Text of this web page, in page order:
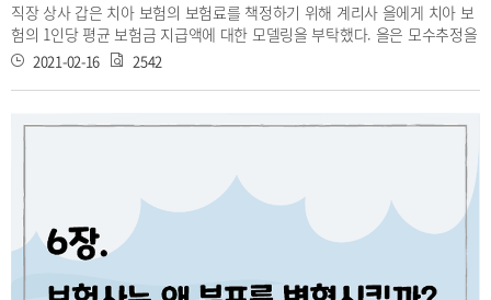
직장 상사 갑은 치아 보험의 보험료를 책정하기 위해 계리사 을에게 치아 보
험의 1인당 평균 보험금 지급액에 대한 모델링을 부탁했다. 을은 모수추정을
통해 치아 보험의 1인당 평균 보험금 지급액이 평균: 25,300 표준편차: 4,000
었는지 다시 살펴봐야 할 것이다. 추정값이 현실과 크게 다르면 보험회사는
있다. 이번 장은 추정과정과 결과에 대한 평가를 어떻게 해야할지 알려줄 것
이다.
2021-02-16 2542